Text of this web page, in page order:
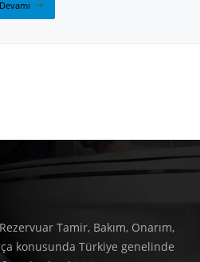
Devamı
Tamir, Bakım, Onarım,
konusunda Türkiye genelinde